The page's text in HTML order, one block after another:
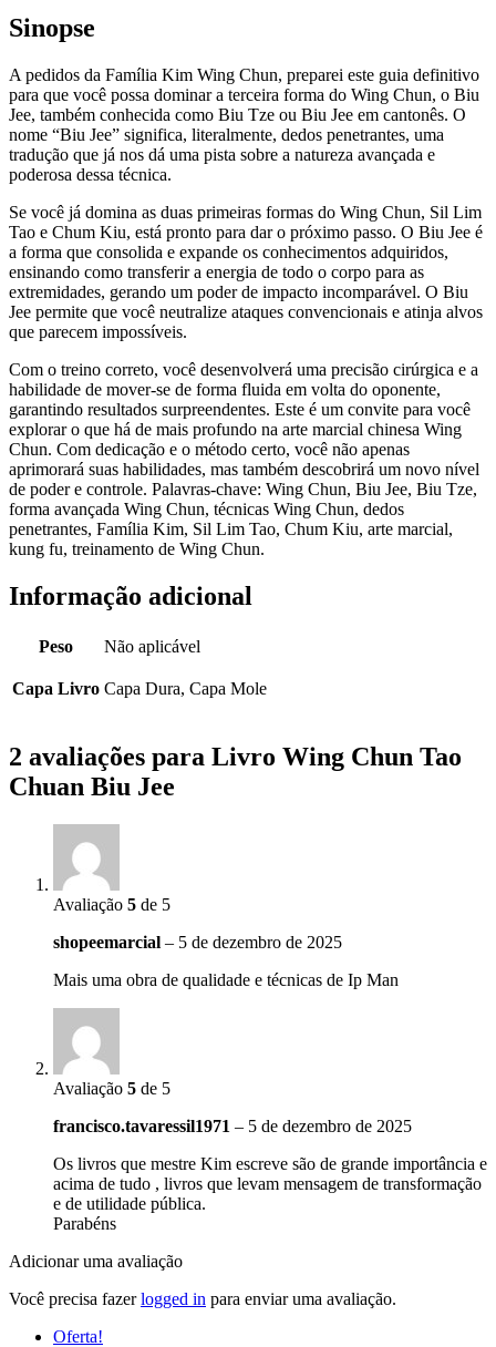
Sinopse
A pedidos da Família Kim Wing Chun, preparei este guia definitivo
para que você possa dominar a terceira forma do Wing Chun, o Biu
Jee, também conhecida como Biu Tze ou Biu Jee em cantonês. O
nome “Biu Jee” significa, literalmente, dedos penetrantes, uma
tradução que já nos dá uma pista sobre a natureza avançada e
poderosa dessa técnica.
Se você já domina as duas primeiras formas do Wing Chun, Sil Lim
Tao e Chum Kiu, está pronto para dar o próximo passo. O Biu Jee é
a forma que consolida e expande os conhecimentos adquiridos,
ensinando como transferir a energia de todo o corpo para as
extremidades, gerando um poder de impacto incomparável. O Biu
Jee permite que você neutralize ataques convencionais e atinja alvos
que parecem impossíveis.
Com o treino correto, você desenvolverá uma precisão cirúrgica e a
habilidade de mover-se de forma fluida em volta do oponente,
garantindo resultados surpreendentes. Este é um convite para você
explorar o que há de mais profundo na arte marcial chinesa Wing
Chun. Com dedicação e o método certo, você não apenas
aprimorará suas habilidades, mas também descobrirá um novo nível
de poder e controle. Palavras-chave: Wing Chun, Biu Jee, Biu Tze,
forma avançada Wing Chun, técnicas Wing Chun, dedos
penetrantes, Família Kim, Sil Lim Tao, Chum Kiu, arte marcial,
kung fu, treinamento de Wing Chun.
Informação adicional
Peso Não aplicável
Capa Livro Capa Dura, Capa Mole
2 avaliações para Livro Wing Chun Tao
Chuan Biu Jee
Avaliação 5 de 5
shopeemarcial – 5 de dezembro de 2025
Mais uma obra de qualidade e técnicas de Ip Man
Avaliação 5 de 5
francisco.tavaressil1971 – 5 de dezembro de 2025
Os livros que mestre Kim escreve são de grande importância e
acima de tudo , livros que levam mensagem de transformação
e de utilidade pública.
Parabéns
Adicionar uma avaliação
Você precisa fazerlogged in para enviar uma avaliação.
Oferta!